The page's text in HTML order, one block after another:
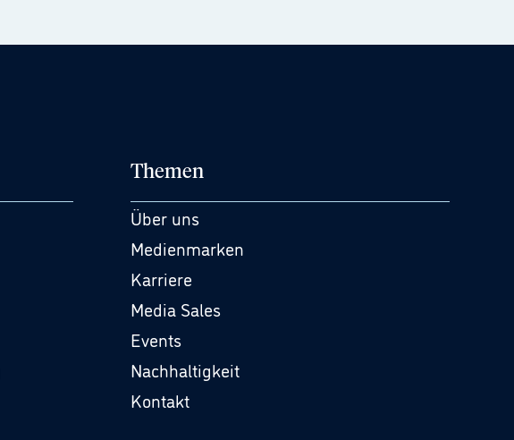
Themen
Über uns
Medienmarken
Karriere
Media Sales
Events
Nachhaltigkeit
Kontakt